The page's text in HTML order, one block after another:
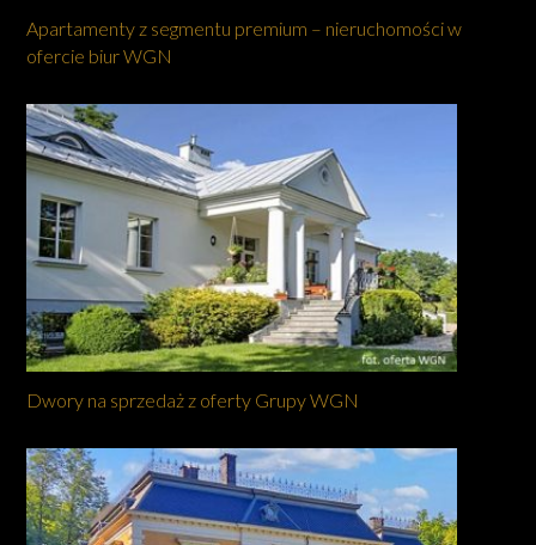
Apartamenty z segmentu premium – nieruchomości w
ofercie biur WGN
Dwory na sprzedaż z oferty Grupy WGN